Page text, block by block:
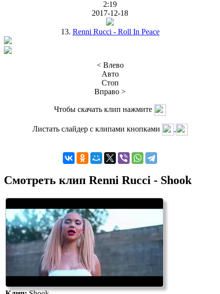
2:19
2017-12-18
13. Renni Rucci - Roll In Peace
< Влево
Авто
Стоп
Вправо >
Чтобы скачать клип нажмите
Листать слайдер с клипами кнопками
Смотреть клип Renni Rucci - Shook